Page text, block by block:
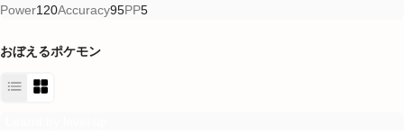
Power120Accuracy95PP5
おぼえるポケモン